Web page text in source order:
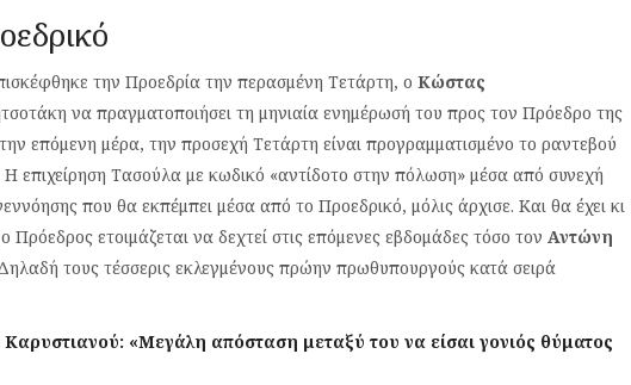
την Προεδρία την περασμένη Τετάρτη, ο Κώστας
να πραγματοποιήσει τη μηνιαία ενημέρωσή του προς τον Πρόεδρο της
επόμενη μέρα, την προσεχή Τετάρτη είναι προγραμματισμένο το ραντεβού
επιχείρηση Τασούλα με κωδικό «αντίδοτο στην πόλωση» μέσα από συνεχή
που θα εκπέμπει μέσα από το Προεδρικό, μόλις άρχισε. Και θα έχει κι
Πρόεδρος ετοιμάζεται να δεχτεί στις επόμενες εβδομάδες τόσο τον Αντώνη
τους τέσσερις εκλεγμένους πρώην πρωθυπουργούς κατά σειρά
«Μεγάλη απόσταση μεταξύ του να είσαι γονιός θύματος